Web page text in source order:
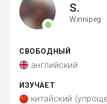
S.
Winnipeg
СВОБОДНЫЙ
английский
ИЗУЧАЕТ
китайский